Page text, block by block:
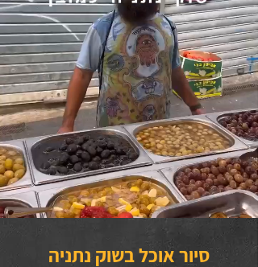
סיור אוכל בשוק נתניה